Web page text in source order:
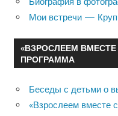
Мои встречи —
«ВЗРОСЛЕЕМ
ПРОГРАММА
Беседы с детьми о
«Взрослеем вместе